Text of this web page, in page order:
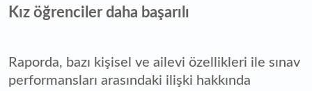
Kız öğrenciler daha başarılı
Raporda, bazı kişisel ve ailevi özellikleri ile sınav
performansları arasındaki ilişki hakkında